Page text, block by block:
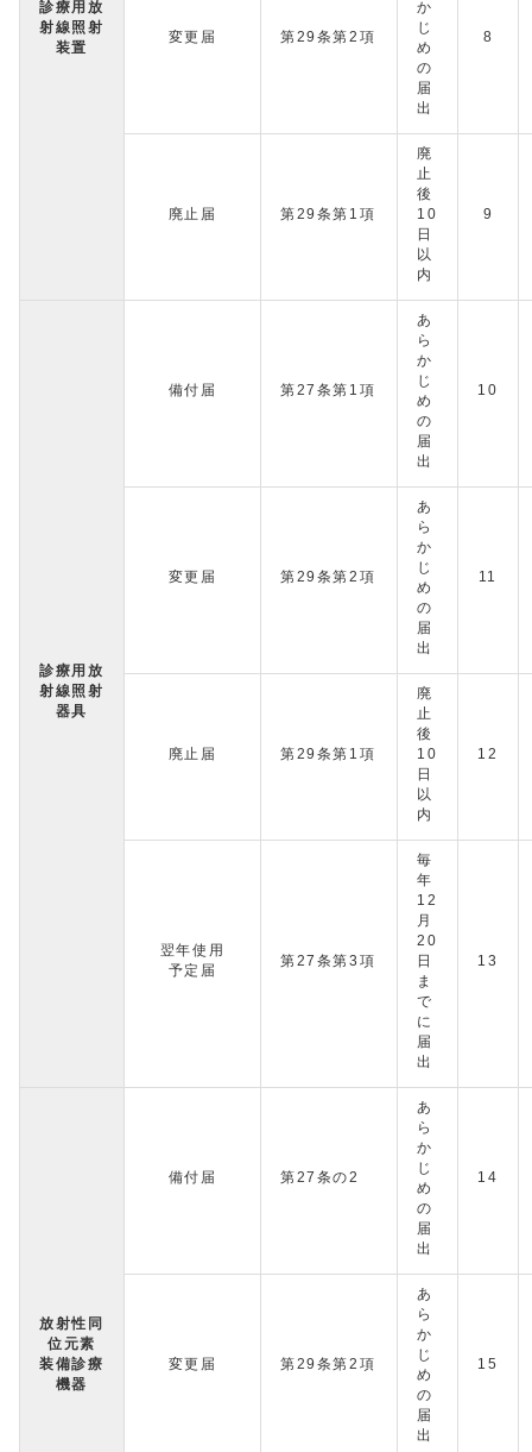
診療用放
射線照射
装置
変更届 第29条第2項
か
じ
め
の
届
出
8
廃止届 第29条第1項
廃
止
後
10
日
以
内
9
診療用放
射線照射
器具
備付届 第27条第1項
あ
ら
か
じ
め
の
届
出
10
変更届 第29条第2項
あ
ら
か
じ
め
の
届
出
11
廃止届 第29条第1項
廃
止
後
10
日
以
内
12
翌年使用
予定届
第27条第3項
毎
年
12
月
20
日
ま
で
に
届
出
13
放射性同
位元素
装備診療
機器
備付届 第27条の2
あ
ら
か
じ
め
の
届
出
14
変更届 第29条第2項
あ
ら
か
じ
め
の
届
出
15